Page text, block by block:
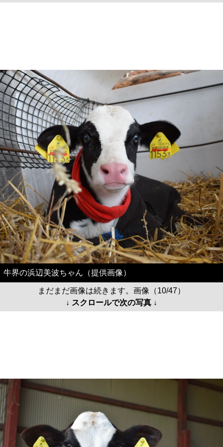
牛界の浜辺美波ちゃん（提供画像）
まだまだ画像は続きます。画像（10/47）
↓ スクロールで次の写真 ↓